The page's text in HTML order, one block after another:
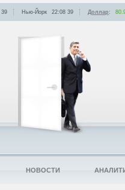
39 Нью-Йорк 22:08 39 Доллар:
НОВОСТИ